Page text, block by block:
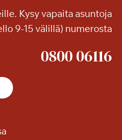
Kysy vapaita asuntoja
9-15 välillä) numerosta
0800 06116